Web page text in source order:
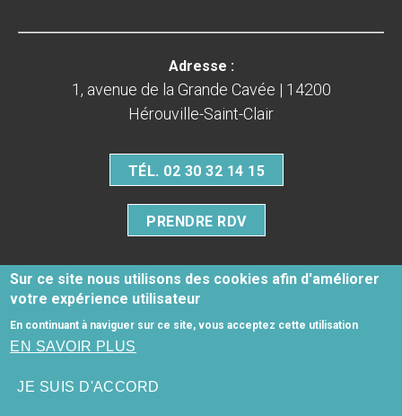
Adresse :
1, avenue de la Grande Cavée | 14200
Hérouville-Saint-Clair
TÉL. 02 30 32 14 15
PRENDRE RDV
Mentions légales
Honoraires -Infos Conseil de l'Ordre
Sur ce site nous utilisons des cookies afin d'améliorer
votre expérience utilisateur
En continuant à naviguer sur ce site, vous acceptez cette utilisation
EN SAVOIR PLUS
JE SUIS D'ACCORD